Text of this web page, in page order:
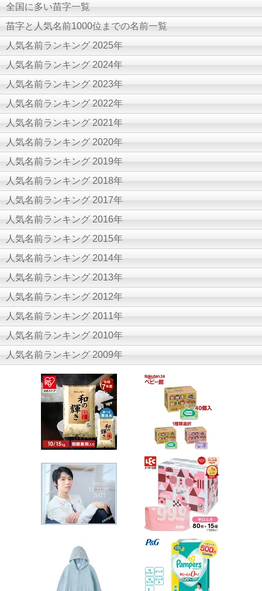
全国に多い苗字一覧
苗字と人気名前1000位までの名前一覧
人気名前ランキング 2025年
人気名前ランキング 2024年
人気名前ランキング 2023年
人気名前ランキング 2022年
人気名前ランキング 2021年
人気名前ランキング 2020年
人気名前ランキング 2019年
人気名前ランキング 2018年
人気名前ランキング 2017年
人気名前ランキング 2016年
人気名前ランキング 2015年
人気名前ランキング 2014年
人気名前ランキング 2013年
人気名前ランキング 2012年
人気名前ランキング 2011年
人気名前ランキング 2010年
人気名前ランキング 2009年